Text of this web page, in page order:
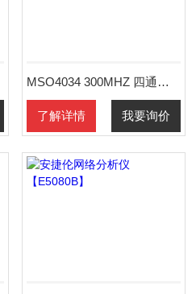
MSO4034 300MHZ 四通道混合信号示波器
了解详情 我要询价